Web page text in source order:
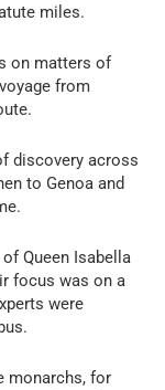
miles.
on matters of
from
discovery across
to Genoa and
Queen Isabella
focus was on a
were
monarchs, for